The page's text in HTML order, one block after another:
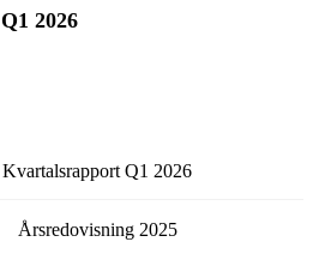
Q1 2026
Kvartalsrapport Q1 2026
Årsredovisning 2025